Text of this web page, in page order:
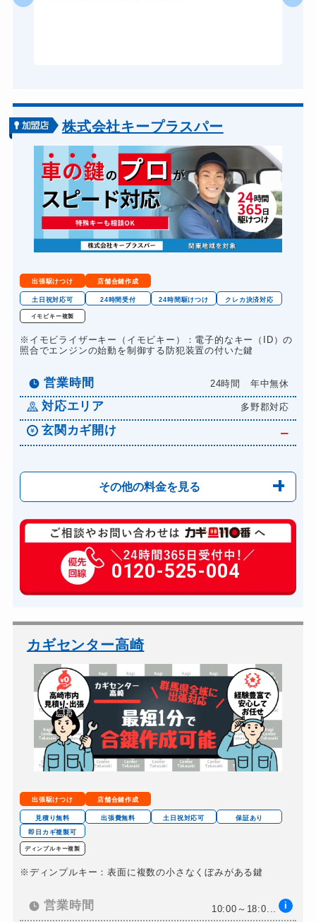
株式会社キープラスパー
出張駆けつけ 店舗合鍵作成
土日祝対応可 24時間受付 24時間駆けつけ クレカ決済対応
イモビキー複製
※イモビライザーキー（イモビキー）：電子的なキー（ID）の
照合でエンジンの始動を制御する防犯装置の付いた鍵
営業時間 24時間 年中無休
対応エリア 多野郡対応
玄関カギ開け ー
その他の料金を見る
玄関カギ複製 1100円(税込)～
車カギ開け 13,200円～(税込)
バイクカギ開け 13,200円～(税込)
0120-525-004
カギセンター高崎
出張駆けつけ 店舗合鍵作成
見積り無料 出張費無料 土日祝対応可
保証あり
即日カギ複製可
ディンプルキー複製
※ディンプルキー：表面に複数の小さなくぼみがある鍵
営業時間 10:00～18:0... i